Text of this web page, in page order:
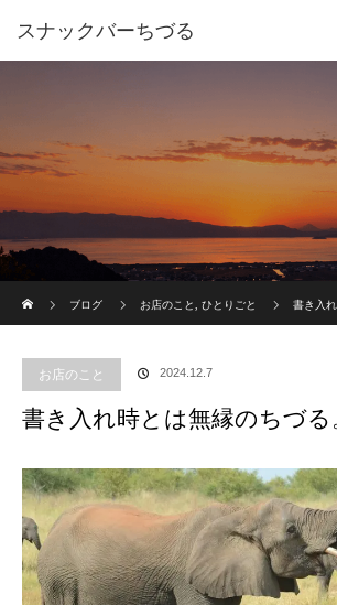
スナックバーちづる
ブログ
お店のこと ひとりごと 書き入
お店のこと 2024.12.7
書き入れ時とは無縁のちづる